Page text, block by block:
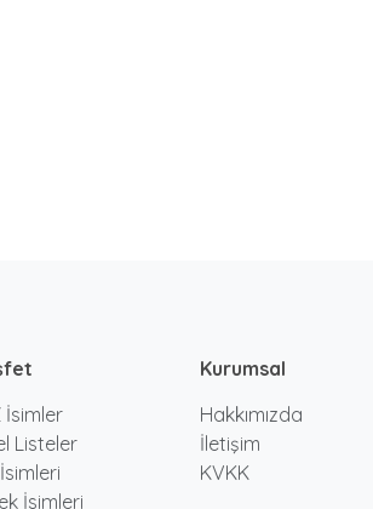
İsimler
Listeler
İsimleri
İsimleri
Kurumsal
Hakkımızda
İletişim
KVKK